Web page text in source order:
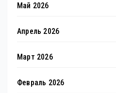
Май 2026
Апрель 2026
Март 2026
Февраль 2026